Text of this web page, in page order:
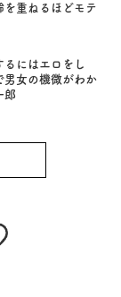
を重ねるほどモテ
るにはエロをし
男女の機微がわか
郎